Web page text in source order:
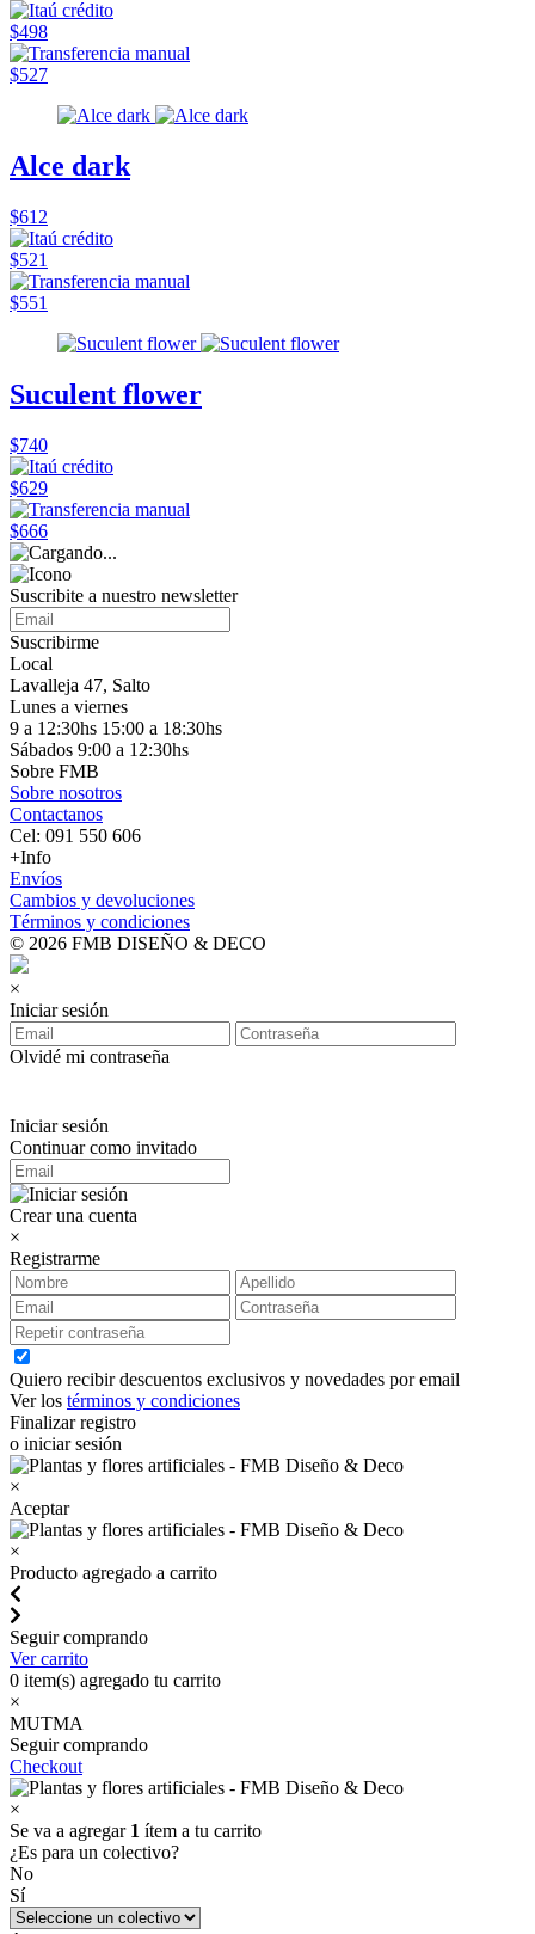
$498
$527
Alce dark
$612
$521
$551
Suculent flower
$740
$629
$666
Suscribite a nuestro newsletter
Suscribirme
Local
Lavalleja 47, Salto
Lunes a viernes
9 a 12:30hs 15:00 a 18:30hs
Sábados 9:00 a 12:30hs
Sobre FMB
Sobre nosotros
Contactanos
Cel: 091 550 606
+Info
Envíos
Cambios y devoluciones
Términos y condiciones
© 2026 FMB DISEÑO & DECO
×
Iniciar sesión
Olvidé mi contraseña
Iniciar sesión
Continuar como invitado
Crear una cuenta
×
Registrarme
Quiero recibir descuentos exclusivos y novedades por email
Ver los términos y condiciones
Finalizar registro
o iniciar sesión
×
Aceptar
×
Producto agregado a carrito
Seguir comprando
Ver carrito
0 item(s) agregado tu carrito
×
MUTMA
Seguir comprando
Checkout
×
Se va a agregar 1 ítem a tu carrito
¿Es para un colectivo?
No
Sí